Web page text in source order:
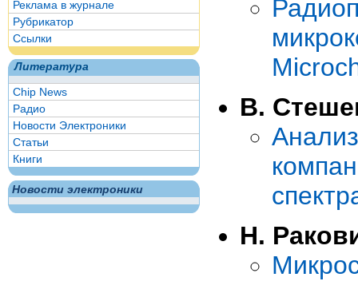
Реклама в журнале
Рубрикатор
Ссылки
Литература
Chip News
Радио
Новости Электроники
Статьи
Книги
Новости электроники
В.
Н.